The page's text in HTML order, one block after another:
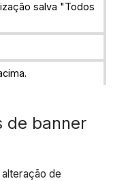
salva "Todos
de banner
de